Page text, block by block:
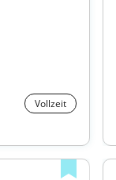
Vollzeit